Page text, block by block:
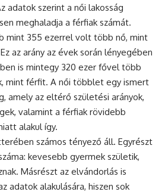
adatok szerint a női lakosság
meghaladja a férfiak számát.
mint 355 ezerrel volt több nő, mint
az arány az évek során lényegében
is mintegy 320 ezer fővel több
mint férfit. A női többlet egy ismert
amely az eltérő születési arányok,
valamint a férfiak rövidebb
alakul így.
számos tényező áll. Egyrészt
kevesebb gyermek születik,
Másrészt az elvándorlás is
adatok alakulására, hiszen sok